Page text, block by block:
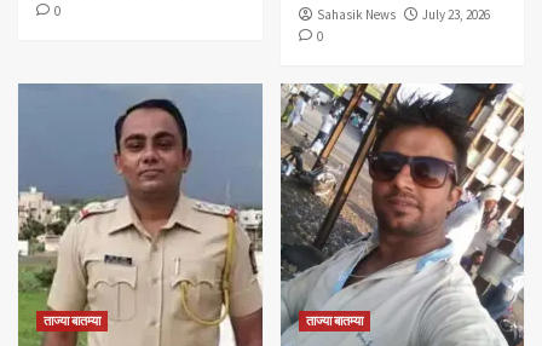
0
Sahasik News
July 23, 2026
0
ताज्या बातम्या ताज्या बातम्या